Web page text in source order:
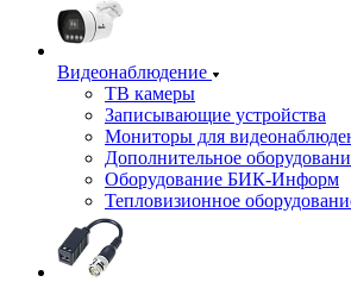
Видеонаблюдение
ТВ камеры
Записывающие устройства
Мониторы для
Дополнительное
Оборудование БИК-Информ
Тепловизионное